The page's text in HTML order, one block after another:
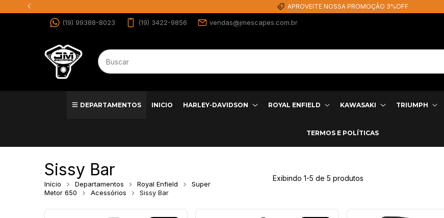
APROVEITE NOSSA PROMOÇÃO 3%OFF
(19) 99388-8023 (19) 3422-9856 vendas@jmescapes.com.br
DEPARTAMENTOS INICIO HARLEY-DAVIDSON ROYAL ENFIELD KAWASAKI TRIUMPH
TERMOS E POLÍTICAS
Sissy Bar
Início Departamentos Royal Enfield
Super
Metor 650
Acessórios Sissy Bar
Exibindo 1-5 de 5 produtos